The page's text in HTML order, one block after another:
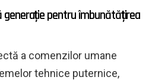
generație pentru îmbunătățirea
a comenzilor umane
tehnice puternice,